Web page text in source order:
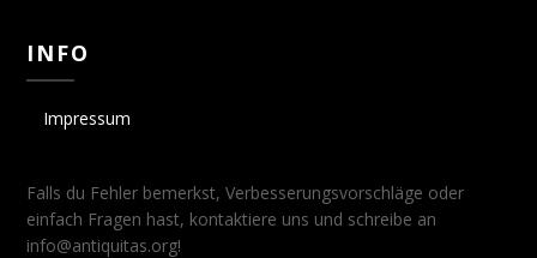
INFO
Impressum
Falls du Fehler bemerkst, Verbesserungsvorschläge oder
einfach Fragen hast, kontaktiere uns und schreibe an
info@antiquitas.org!